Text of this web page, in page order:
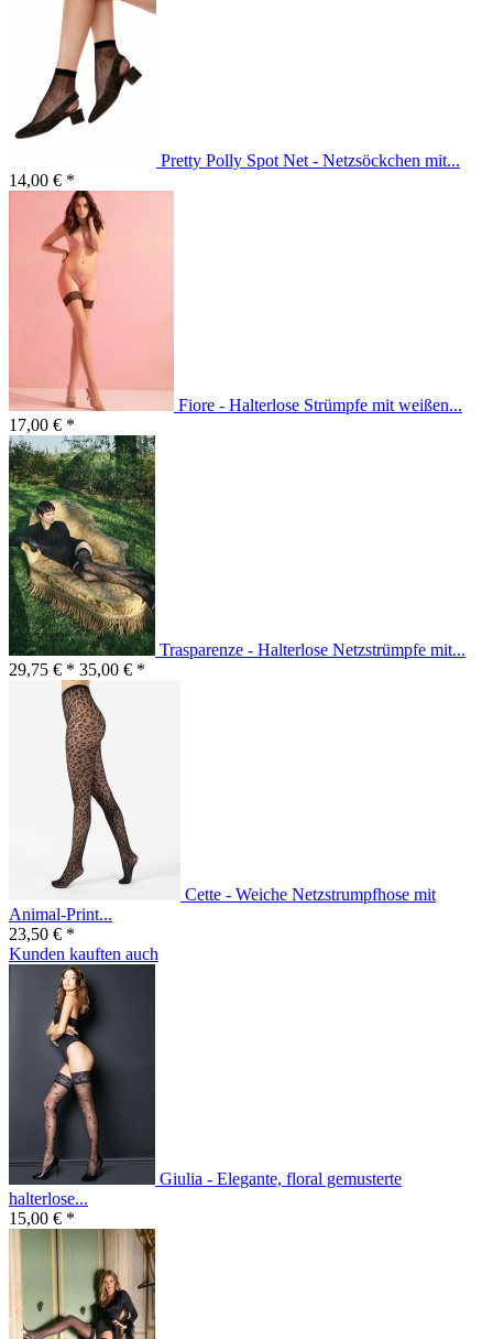
Pretty Polly Spot Net - Netzsöckchen mit...
14,00 € *
Fiore - Halterlose Strümpfe mit weißen...
17,00 € *
Trasparenze - Halterlose Netzstrümpfe mit...
29,75 € * 35,00 € *
Cette - Weiche Netzstrumpfhose mit
Animal-Print...
23,50 € *
Kunden kauften auch
Giulia - Elegante, floral gemusterte
halterlose...
15,00 € *